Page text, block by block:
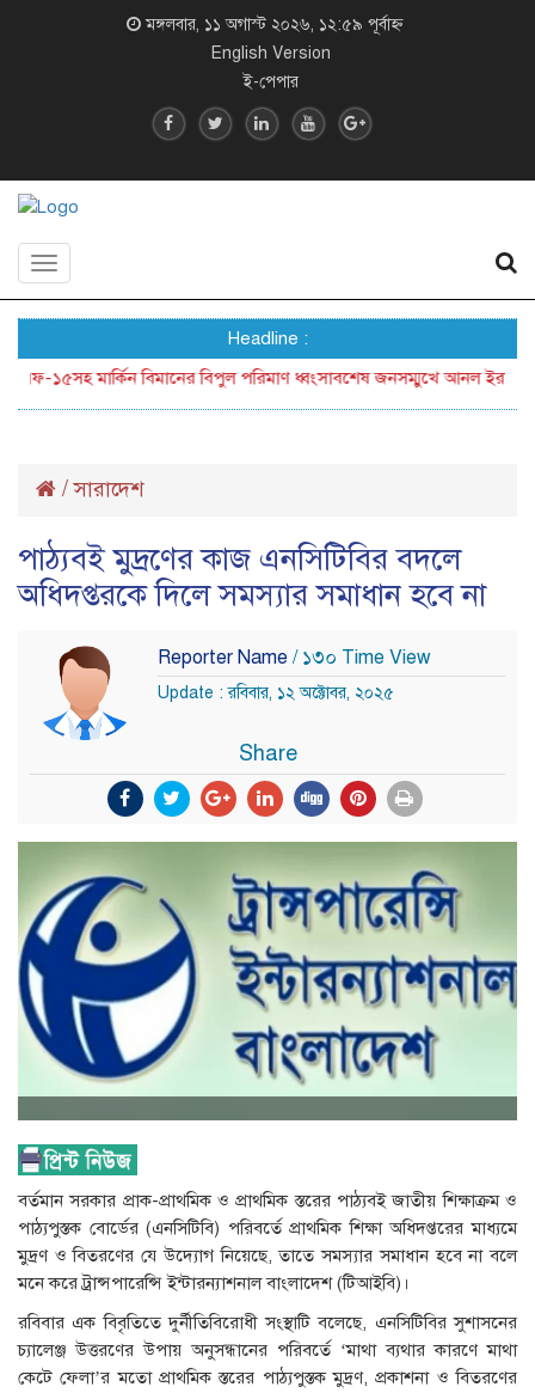
মঙ্গলবার, ১১ অগাস্ট ২০২৬, ১২:৫৯ পূর্বাহ্ন
English Version
ই-পেপার
Toggle
Headline :
মার্কিন বিমানের বিপুল পরিমাণ ধ্বংসাবশেষ জনসম্মুখে আনল ইরান
/সারাদেশ
পাঠ্যবই মুদ্রণের কাজ এনসিটিবির বদলে
অধিদপ্তরকে দিলে সমস্যার সমাধান হবে না
Reporter Name / ১৩০ Time View
Update : রবিবার, ১২ অক্টোবর, ২০২৫
Share
বর্তমান সরকার প্রাক-প্রাথমিক ও প্রাথমিক স্তরের পাঠ্যবই জাতীয় শিক্ষাক্রম ও
পাঠ্যপুস্তক বোর্ডের (এনসিটিবি) পরিবর্তে প্রাথমিক শিক্ষা অধিদপ্তরের মাধ্যমে
মুদ্রণ ও বিতরণের যে উদ্যোগ নিয়েছে, তাতে সমস্যার সমাধান হবে না বলে
মনে করে ট্রান্সপারেন্সি ইন্টারন্যাশনাল বাংলাদেশ (টিআইবি)।
রবিবার এক বিবৃতিতে দুর্নীতিবিরোধী সংস্থাটি বলেছে, এনসিটিবির সুশাসনের
চ্যালেঞ্জ উত্তরণের উপায় অনুসন্ধানের পরিবর্তে ‘মাথা ব্যথার কারণে মাথা
কেটে ফেলা’র মতো প্রাথমিক স্তরের পাঠ্যপুস্তক মুদ্রণ, প্রকাশনা ও বিতরণের